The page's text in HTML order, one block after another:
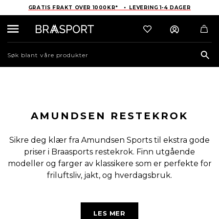
GRATIS FRAKT OVER 1000KR* • LEVERING 1-4 DAGER
AMUNDSEN RESTEKROK
Sikre deg klær fra Amundsen Sports til ekstra gode
priser i Braasports restekrok. Finn utgående
modeller og farger av klassikere som er perfekte for
friluftsliv, jakt, og hverdagsbruk.
LES MER